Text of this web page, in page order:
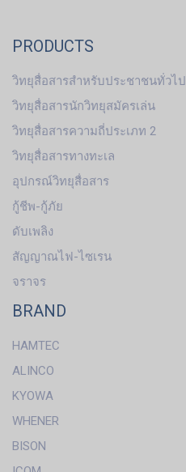
PRODUCTS
วิทยุสื่อสารสำหรับประชาชนทั่วไป
วิทยุสื่อสารนักวิทยุสมัครเล่น
วิทยุสื่อสารความถี่ประเภท 2
วิทยุสื่อสารทางทะเล
อุปกรณ์วิทยุสื่อสาร
กู้ชีพ-กู้ภัย
ดับเพลิง
สัญญาณไฟ-ไซเรน
จราจร
BRAND
HAMTEC
ALINCO
KYOWA
WHENER
BISON